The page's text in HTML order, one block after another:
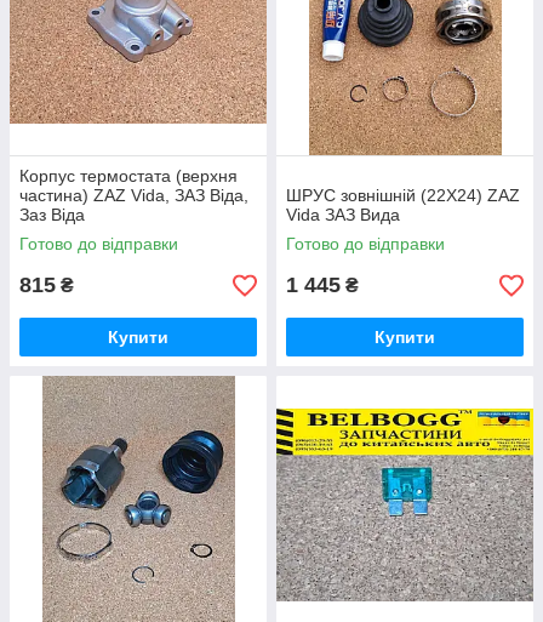
Корпус термостата (верхня
частина) ZAZ Vida, ЗАЗ Віда,
Заз Віда
Готово до відправки
815 ₴
Купити
ШРУС зовнішній (22Х24) ZAZ
Vida ЗАЗ Вида
Готово до відправки
1 445 ₴
Купити